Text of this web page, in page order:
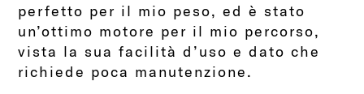
perfetto per il mio peso, ed è stato
un’ottimo motore per il mio percorso,
vista la sua facilità d’uso e dato che
richiede poca manutenzione.